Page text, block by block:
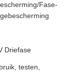
Fase-
Driefase
testen,